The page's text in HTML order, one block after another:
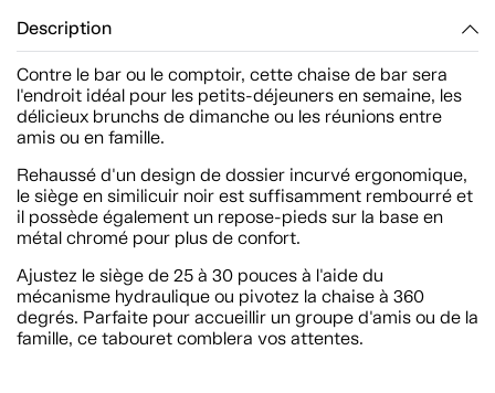
Description
Contre le bar ou le comptoir, cette chaise de bar sera
l'endroit idéal pour les petits-déjeuners en semaine, les
délicieux brunchs de dimanche ou les réunions entre
amis ou en famille.
Rehaussé d'un design de dossier incurvé ergonomique,
le siège en similicuir noir est suffisamment rembourré et
il possède également un repose-pieds sur la base en
métal chromé pour plus de confort.
Ajustez le siège de 25 à 30 pouces à l'aide du
mécanisme hydraulique ou pivotez la chaise à 360
degrés. Parfaite pour accueillir un groupe d'amis ou de la
famille, ce tabouret comblera vos attentes.